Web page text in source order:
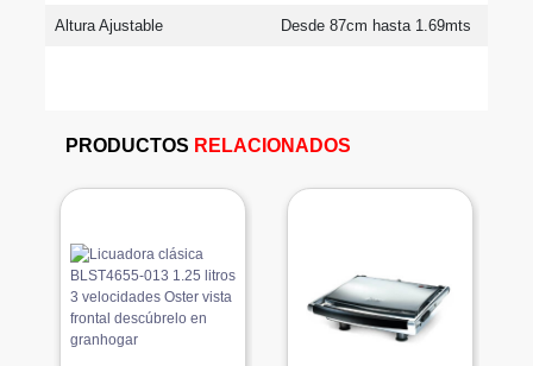
Altura Ajustable Desde 87cm hasta 1.69mts
PRODUCTOS RELACIONADOS